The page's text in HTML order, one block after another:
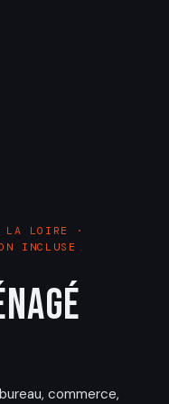
LA LOIRE ·
INCLUSE
commerce,